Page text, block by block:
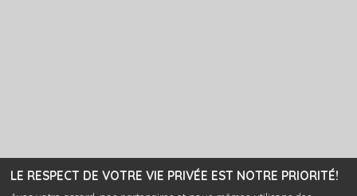
LE RESPECT DE VOTRE VIE PRIVÉE EST NOTRE PRIORITÉ!